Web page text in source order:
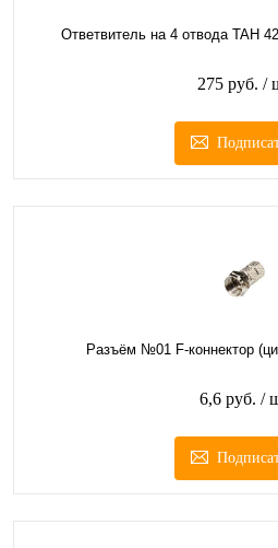
Ответвитель на 4 отвода TAH
275 руб. /
Разъём №01 F-коннектор
6,6 руб. /